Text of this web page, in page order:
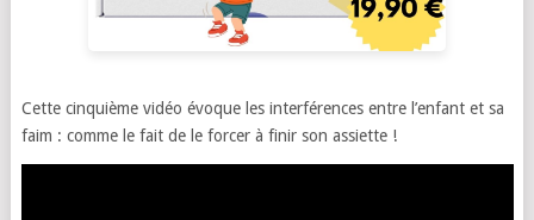
Cette cinquième vidéo évoque les interférences entre l’enfant et sa
faim : comme le fait de le forcer à finir son assiette !